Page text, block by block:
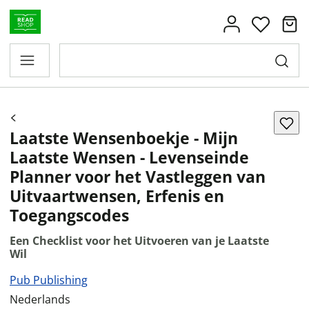
Laatste Wensenboekje - Mijn
Laatste Wensen - Levenseinde
Planner voor het Vastleggen van
Uitvaartwensen, Erfenis en
Toegangscodes
Een Checklist voor het Uitvoeren van je Laatste
Wil
Pub Publishing
Nederlands